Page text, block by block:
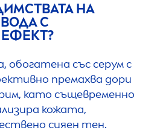
НА
С
обогатена със серум с
премахва дори
като същевременно
кожата,
сияен тен.